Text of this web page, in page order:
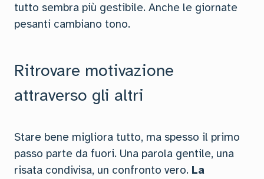
tutto sembra più gestibile. Anche le giornate
pesanti cambiano tono.
Ritrovare motivazione
attraverso gli altri
Stare bene migliora tutto, ma spesso il primo
passo parte da fuori. Una parola gentile, una
risata condivisa, un confronto vero. La